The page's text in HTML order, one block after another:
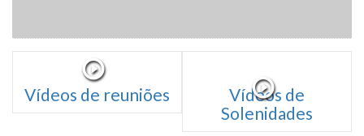
Vídeos de reuniões
Vídeos de
Solenidades